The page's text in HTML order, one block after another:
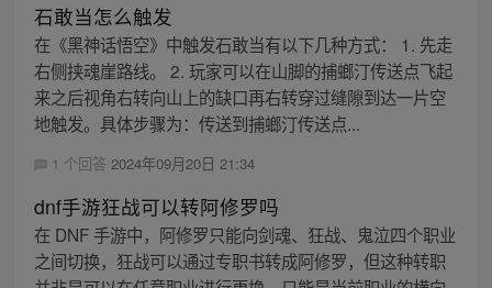
石敢当怎么触发
在《黑神话悟空》中触发石敢当有以下几种方式： 1. 先走
右侧挟魂崖路线。 2. 玩家可以在山脚的捕螂汀传送点飞起
来之后视角右转向山上的缺口再右转穿过缝隙到达一片空
地触发。具体步骤为：传送到捕螂汀传送点...
1 个回答 2024年09月20日 21:34
dnf手游狂战可以转阿修罗吗
在 DNF 手游中，阿修罗只能向剑魂、狂战、鬼泣四个职业
之间切换，狂战可以通过专职书转成阿修罗，但这种转职